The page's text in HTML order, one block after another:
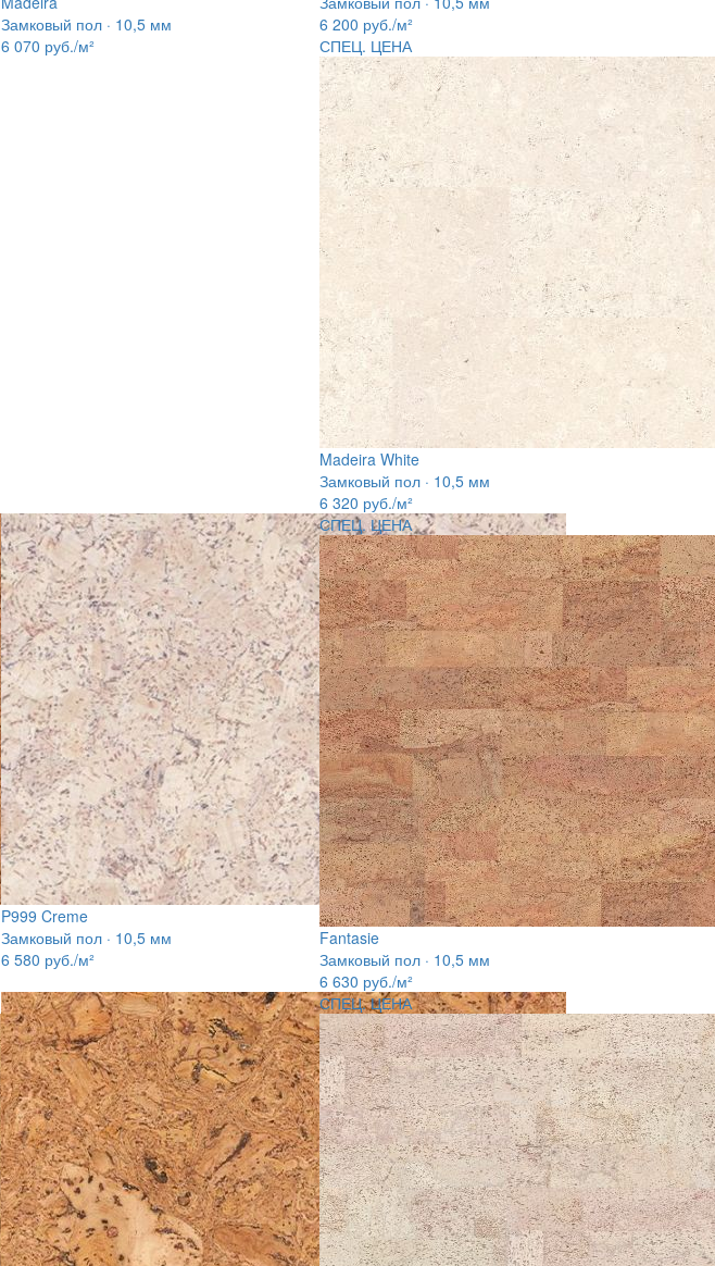
Замковый пол · 10,5 мм
6 070 руб./м²
6 200 руб./м²
СПЕЦ. ЦЕНА
Madeira White
Замковый пол · 10,5 мм
6 320 руб./м²
P999 Creme
Замковый пол · 10,5 мм
6 580 руб./м²
СПЕЦ. ЦЕНА
Fantasie
Замковый пол · 10,5 мм
6 630 руб./м²
СПЕЦ. ЦЕНА